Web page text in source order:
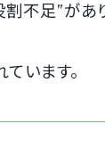
不足”があり
います。